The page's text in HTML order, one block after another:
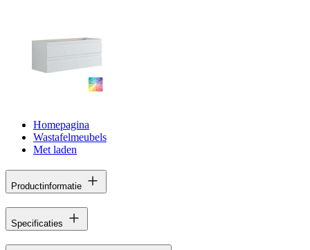
Homepagina
Wastafelmeubels
Met laden
Productinformatie
Specificaties